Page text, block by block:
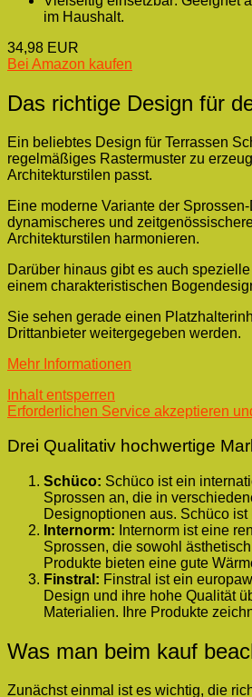
im Haushalt.
34,98 EUR
Bei Amazon kaufen
Das richtige Design für
Ein beliebtes Design für Terrassen
regelmäßiges Rastermuster zu
Architekturstilen passt.
Eine moderne Variante der
dynamischeres und
Architekturstilen harmonieren.
Darüber hinaus gibt es auch
einem charakteristischen
Sie sehen gerade einen
Drittanbieter weitergegeben werden.
Mehr Informationen
Inhalt entsperren
Erforderlichen Service akzeptieren
Drei Qualitativ hochwertige
Schüco: Schüco ist ein
Sprossen an, die in
Designoptionen aus. Schüco
Internorm: Internorm ist eine
Sprossen, die sowohl
Produkte bieten eine gute
Finstral: Finstral ist ein
Design und ihre hohe Qualität
Materialien. Ihre Produkte
Was man beim kauf
Zunächst einmal ist es wichtig, die